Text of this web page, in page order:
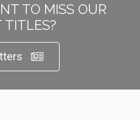
TO MISS OUR
TITLES?